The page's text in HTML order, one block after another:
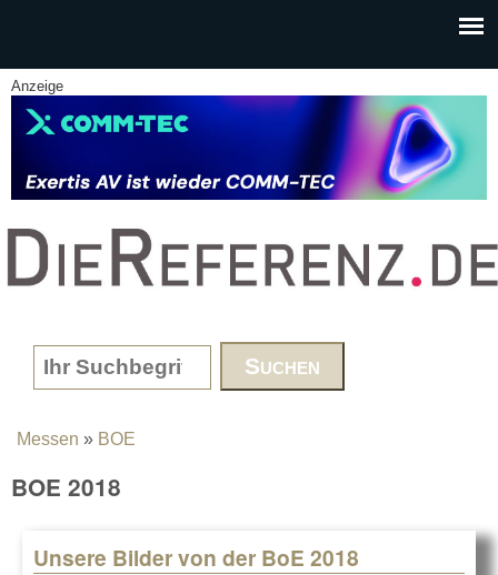
Anzeige
www.DieReferenz.de
Search form
You are here
Messen » BOE
BOE 2018
Unsere Bilder von der BoE 2018